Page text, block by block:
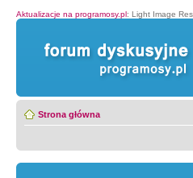
Aktualizacje na programosy.pl: Light Image
Strona główna